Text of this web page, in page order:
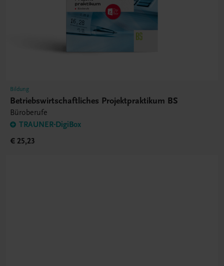
Bildung
Betriebswirtschaftliches Projektpraktikum BS
Büroberufe
TRAUNER-DigiBox
€ 25,23